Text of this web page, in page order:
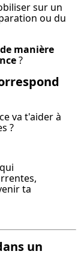
sur un
ou du
manière
?
va t'aider à
?
ta
un